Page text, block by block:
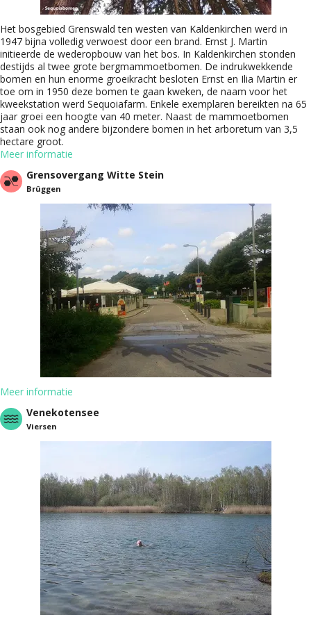
Het bosgebied Grenswald ten westen van Kaldenkirchen werd in
1947 bijna volledig verwoest door een brand. Ernst J. Martin
initieerde de wederopbouw van het bos. In Kaldenkirchen stonden
destijds al twee grote bergmammoetbomen. De indrukwekkende
bomen en hun enorme groeikracht besloten Ernst en Ilia Martin er
toe om in 1950 deze bomen te gaan kweken, de naam voor het
kweekstation werd Sequoiafarm. Enkele exemplaren bereikten na 65
jaar groei een hoogte van 40 meter. Naast de mammoetbomen
staan ook nog andere bijzondere bomen in het arboretum van 3,5
hectare groot.
Meer informatie
Grensovergang Witte Stein
Brüggen
Meer informatie
Venekotensee
Viersen